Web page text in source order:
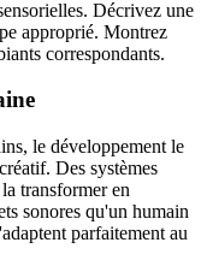
Décrivez une
approprié. Montrez
correspondants.
le développement le
Des systèmes
transformer en
sonores qu'un humain
parfaitement au